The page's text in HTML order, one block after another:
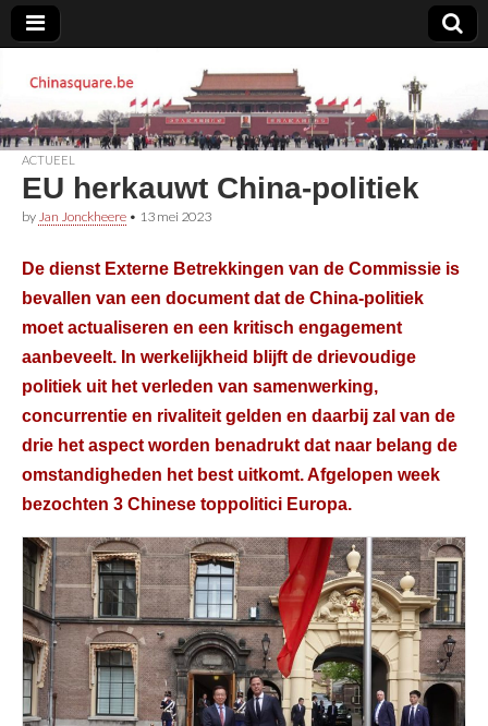
Chinasquare.be
ACTUEEL
EU herkauwt China-politiek
by Jan Jonckheere • 13 mei 2023
De dienst Externe Betrekkingen van de Commissie is
bevallen van een document dat de China-politiek
moet actualiseren en een kritisch engagement
aanbeveelt. In werkelijkheid blijft de drievoudige
politiek uit het verleden van samenwerking,
concurrentie en rivaliteit gelden en daarbij zal van de
drie het aspect worden benadrukt dat naar belang de
omstandigheden het best uitkomt. Afgelopen week
bezochten 3 Chinese toppolitici Europa.